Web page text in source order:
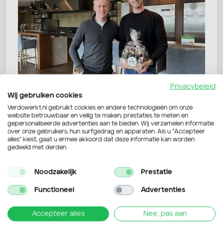
Terug naar overzicht
Privacybeleid
Wij gebruiken cookies
Verdowerkt.nl gebruikt cookies en andere technologieën om onze
website betrouwbaar en veilig te maken, prestaties te meten en
gepersonaliseerde advertenties aan te bieden. Wij verzamelen informatie
over onze gebruikers, hun surfgedrag en apparaten. Als u “Accepteer
alles” kiest, gaat u ermee akkoord dat deze informatie kan worden
gedeeld met derden.
Noodzakelijk Prestatie
Functioneel Advertenties
Accepteer alles Nee, pas aan